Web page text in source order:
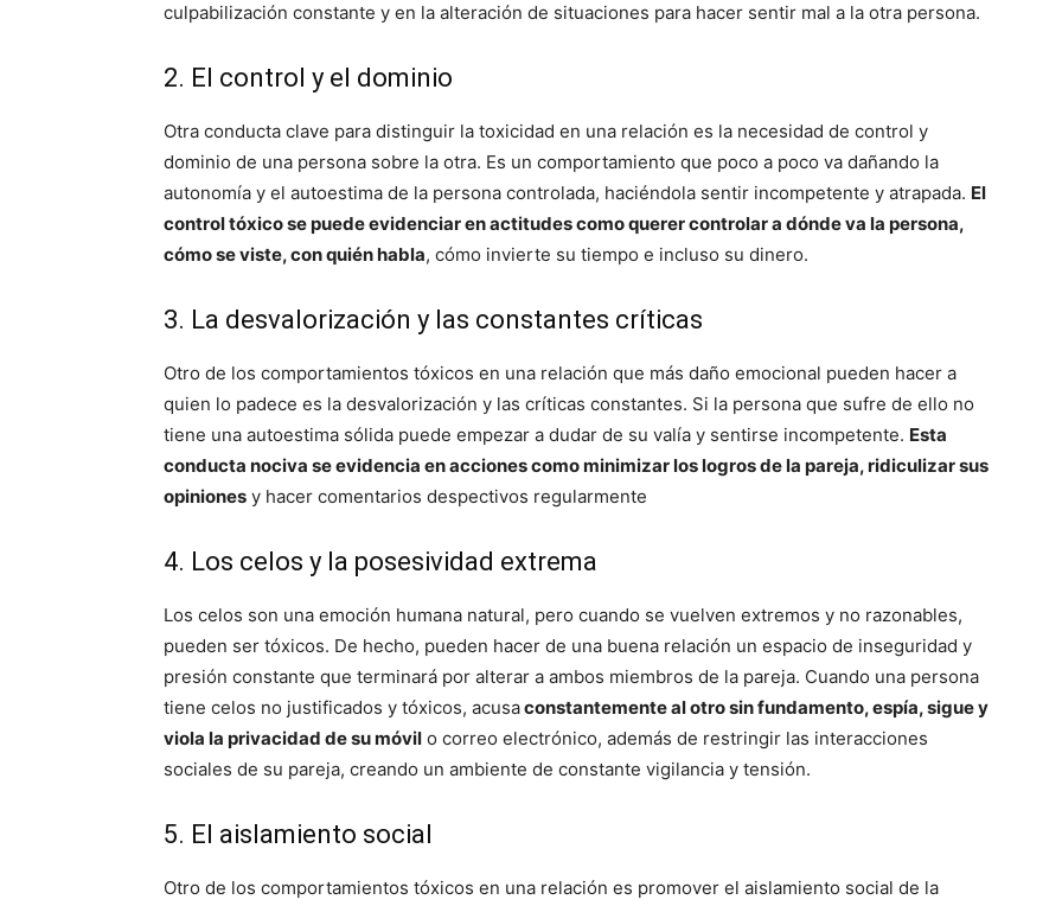
culpabilización constante y en la alteración de situaciones para hacer sentir mal a la otra persona.
2. El control y el dominio
Otra conducta clave para distinguir la toxicidad en una relación es la necesidad de control y
dominio de una persona sobre la otra. Es un comportamiento que poco a poco va dañando la
autonomía y el autoestima de la persona controlada, haciéndola sentir incompetente y atrapada. El
control tóxico se puede evidenciar en actitudes como querer controlar a dónde va la persona,
cómo se viste, con quién habla, cómo invierte su tiempo e incluso su dinero.
3. La desvalorización y las constantes críticas
Otro de los comportamientos tóxicos en una relación que más daño emocional pueden hacer a
quien lo padece es la desvalorización y las críticas constantes. Si la persona que sufre de ello no
tiene una autoestima sólida puede empezar a dudar de su valía y sentirse incompetente. Esta
conducta nociva se evidencia en acciones como minimizar los logros de la pareja, ridiculizar sus
opiniones y hacer comentarios despectivos regularmente
4. Los celos y la posesividad extrema
Los celos son una emoción humana natural, pero cuando se vuelven extremos y no razonables,
pueden ser tóxicos. De hecho, pueden hacer de una buena relación un espacio de inseguridad y
presión constante que terminará por alterar a ambos miembros de la pareja. Cuando una persona
tiene celos no justificados y tóxicos, acusaconstantemente al otro sin fundamento, espía, sigue y
viola la privacidad de su móvil o correo electrónico, además de restringir las interacciones
sociales de su pareja, creando un ambiente de constante vigilancia y tensión.
5. El aislamiento social
Otro de los comportamientos tóxicos en una relación es promover el aislamiento social de la